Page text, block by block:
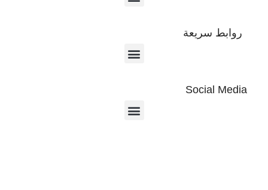
روابط سريعة
Social Media